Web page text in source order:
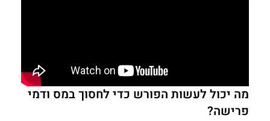
מה יכול לעשות הפורש כדי לחסוך במס ודמי
פרישה?